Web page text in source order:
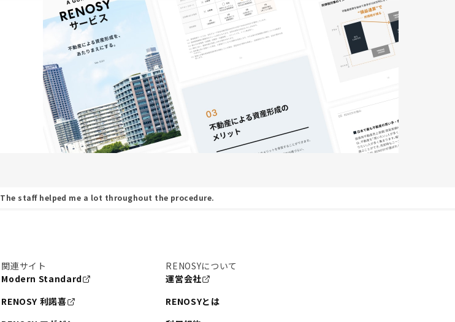
The staff helped me a lot throughout the procedure.
関連サイト
Modern Standard
RENOSY 利諾喜
RENOSYについて
運営会社
RENOSYとは